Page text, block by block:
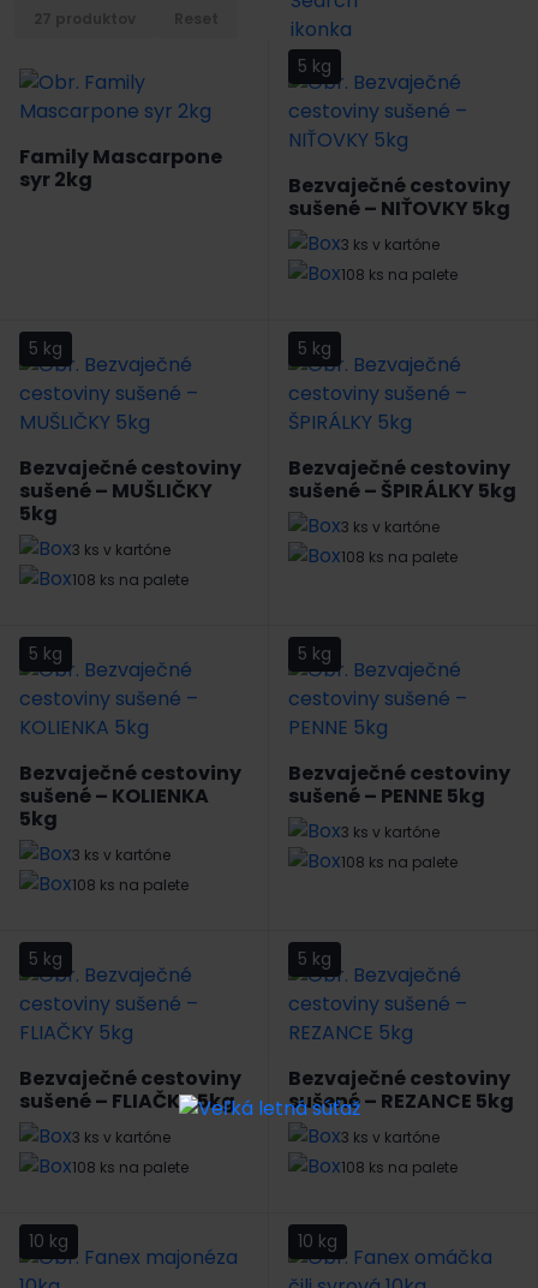
Family Mascarpone
syr 2kg
5 kg
Bezvaječné cestoviny
sušené – NIŤOVKY 5kg
3 ks v kartóne
108 ks na palete
5 kg
Bezvaječné cestoviny
sušené – MUŠLIČKY
5kg
3 ks v kartóne
108 ks na palete
5 kg
Bezvaječné cestoviny
sušené – ŠPIRÁLKY 5kg
3 ks v kartóne
108 ks na palete
5 kg
Bezvaječné cestoviny
sušené – KOLIENKA
5kg
3 ks v kartóne
108 ks na palete
5 kg
Bezvaječné cestoviny
sušené – PENNE 5kg
3 ks v kartóne
108 ks na palete
5 kg
Bezvaječné cestoviny
sušené – FLIAČKY 5kg
3 ks v kartóne
108 ks na palete
5 kg
Bezvaječné cestoviny
sušené – REZANCE 5kg
3 ks v kartóne
108 ks na palete
10 kg 10 kg